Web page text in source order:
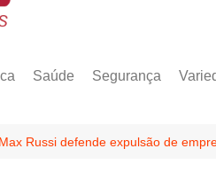
Saúde Segurança
Russi defende expulsão de